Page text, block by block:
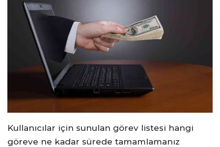
Kullanıcılar için sunulan görev listesi hangi
göreve ne kadar sürede tamamlamanız